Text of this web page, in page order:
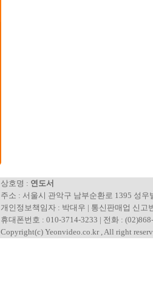
상호명 : 연도서
주소 : 서울시 관악구 남부순환로 1395 성우
개인정보책임자 : 박대우 | 통신판매업 신고
휴대폰번호 : 010-3714-3233 | 전화 :
Copyright(c) Yeonvideo.co.kr , All right